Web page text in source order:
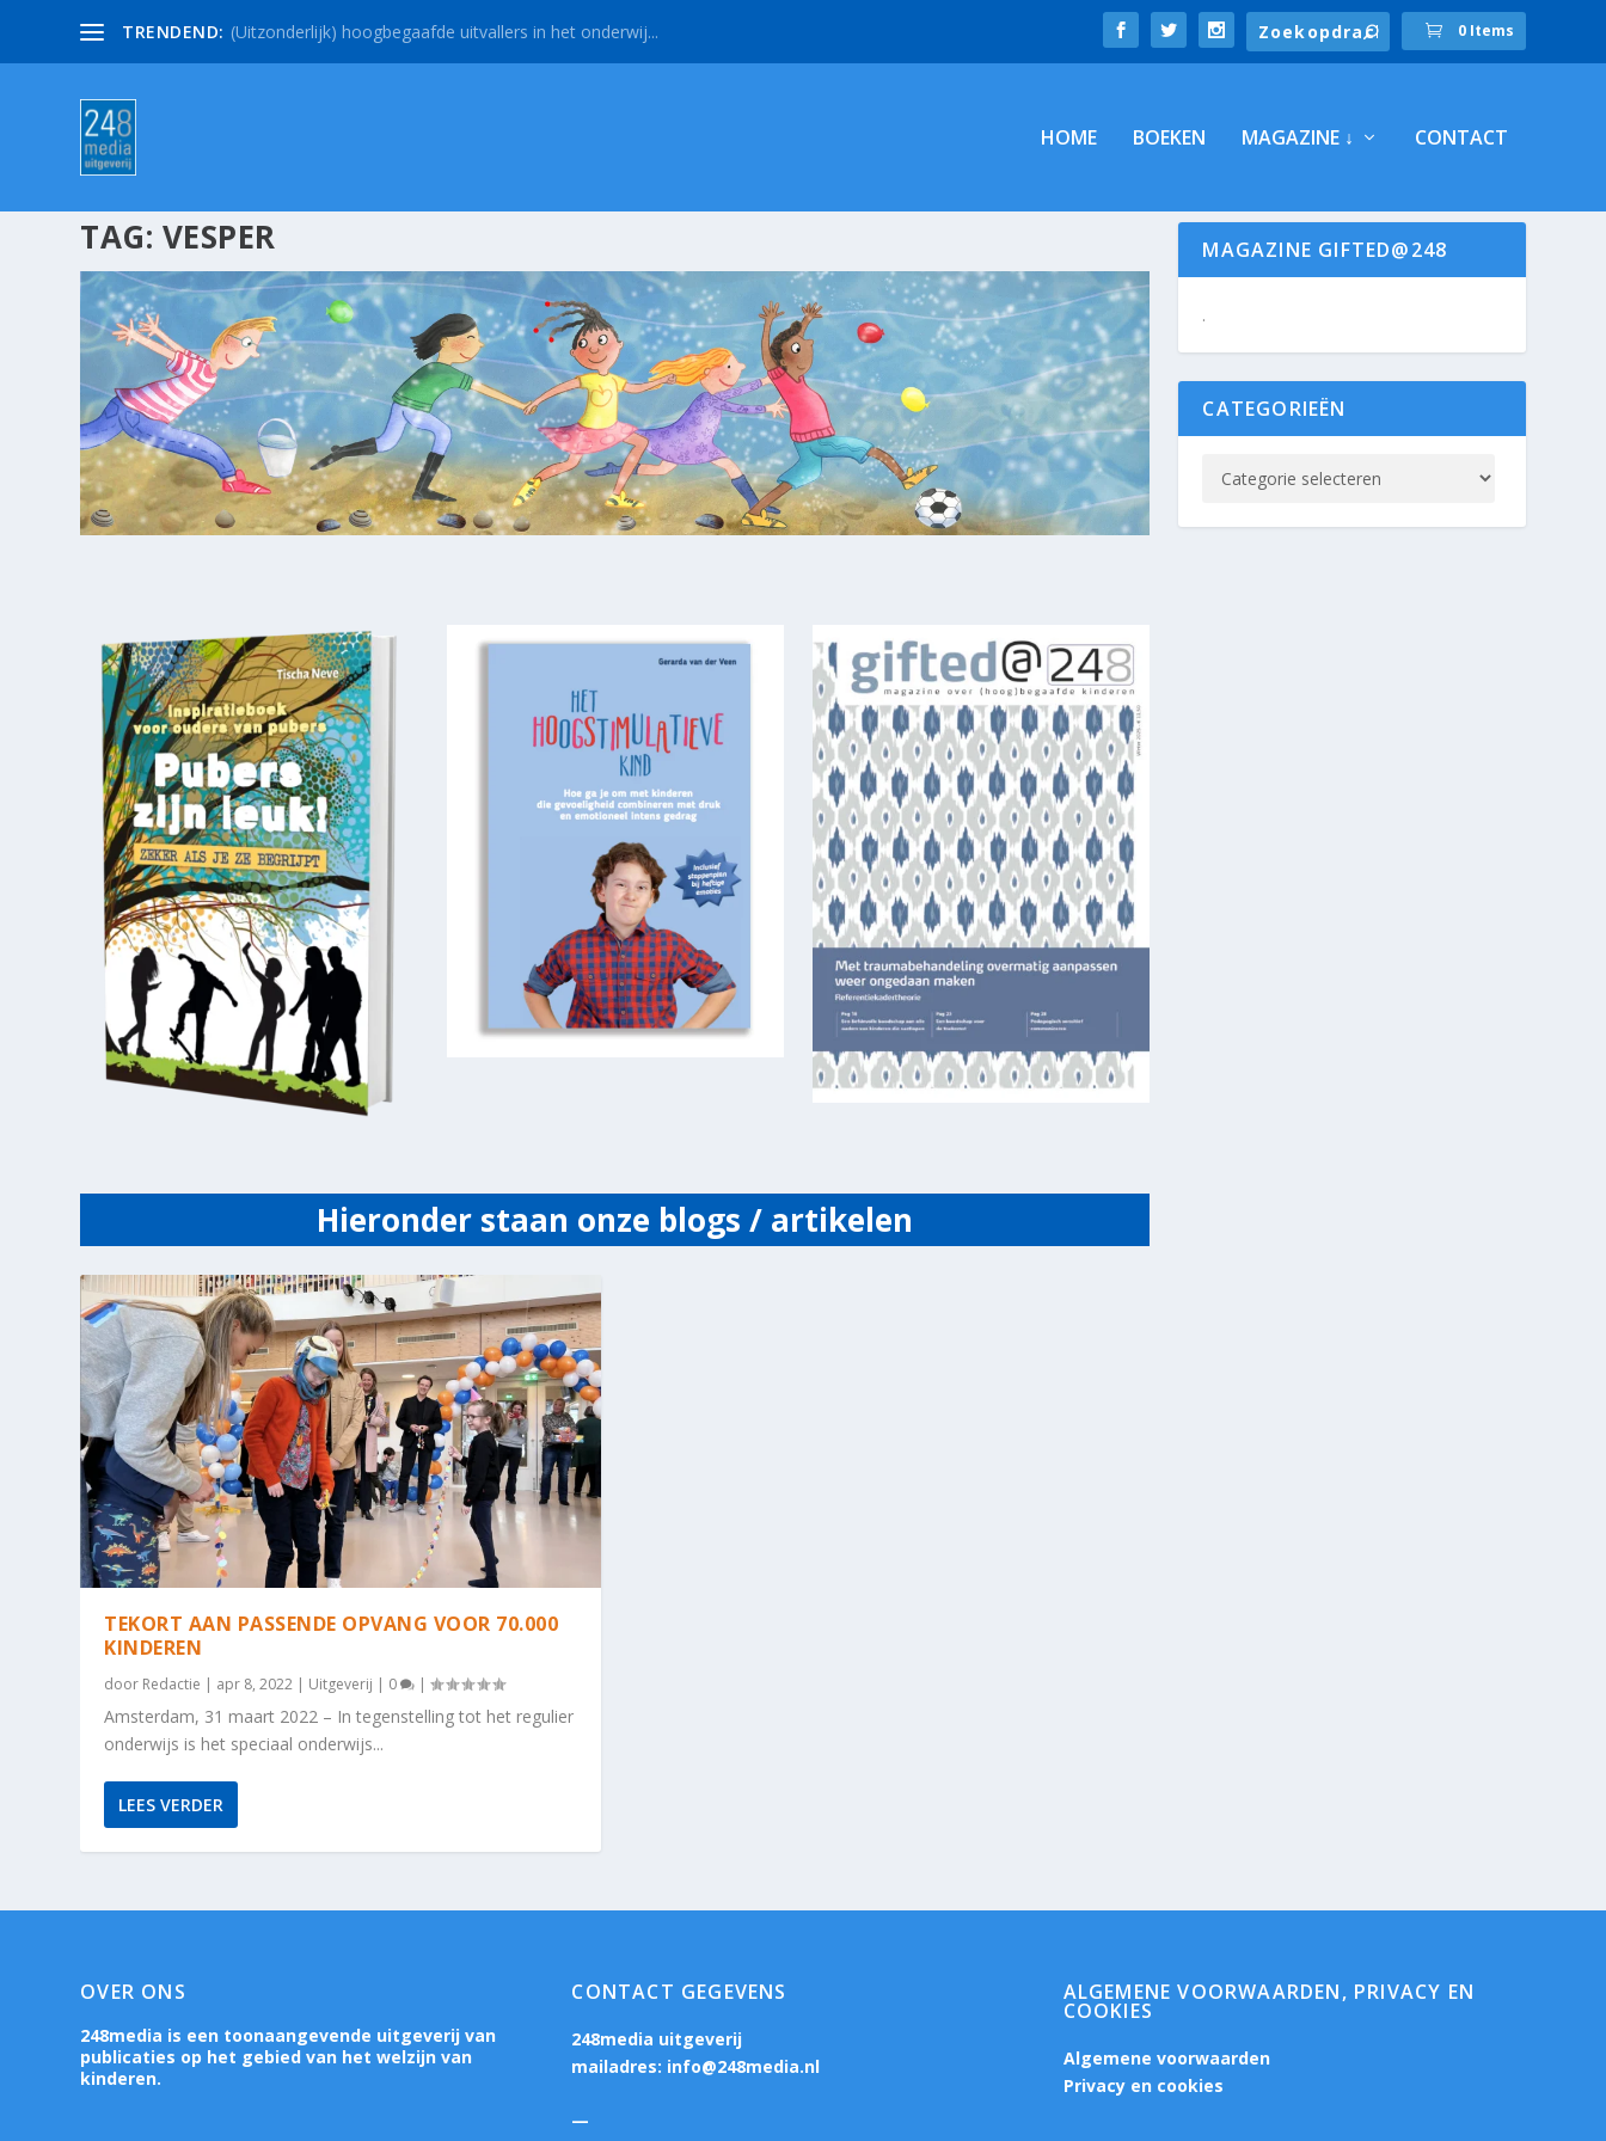
TRENDEND: (Uitzonderlijk) hoogbegaafde uitvallers in het onderwij... 0 Items
HOME BOEKEN MAGAZINE ↓ CONTACT
TAG: VESPER
Hieronder staan onze blogs / artikelen
TEKORT AAN PASSENDE OPVANG VOOR 70.000
KINDEREN
door Redactie | apr 8, 2022 | Uitgeverij | 0 |
Amsterdam, 31 maart 2022 – In tegenstelling tot het regulier
onderwijs is het speciaal onderwijs...
LEES VERDER
MAGAZINE GIFTED@248
.
CATEGORIEËN
OVER ONS
248media is een toonaangevende uitgeverij van
publicaties op het gebied van het welzijn van
kinderen.
CONTACT GEGEVENS
248media uitgeverij
mailadres: info@248media.nl
—
ALGEMENE VOORWAARDEN, PRIVACY EN
COOKIES
Algemene voorwaarden
Privacy en cookies